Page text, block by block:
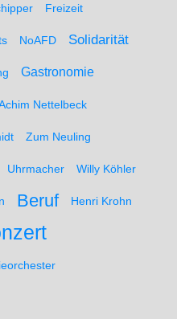
Freizeit
NoAFD Solidarität
Gastronomie
Nettelbeck
Zum Neuling
Uhrmacher Willy Köhler
Beruf Henri Krohn